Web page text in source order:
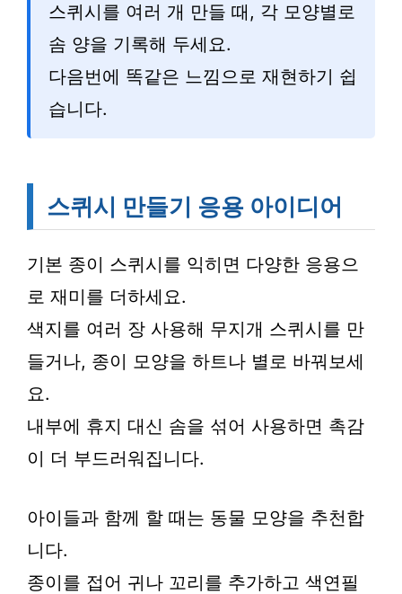
스퀴시를 여러 개 만들 때, 각 모양별로
솜 양을 기록해 두세요.
다음번에 똑같은 느낌으로 재현하기 쉽
습니다.
스퀴시 만들기 응용 아이디어
기본 종이 스퀴시를 익히면 다양한 응용으
로 재미를 더하세요.
색지를 여러 장 사용해 무지개 스퀴시를 만
들거나, 종이 모양을 하트나 별로 바꿔보세
요.
내부에 휴지 대신 솜을 섞어 사용하면 촉감
이 더 부드러워집니다.
아이들과 함께 할 때는 동물 모양을 추천합
니다.
종이를 접어 귀나 꼬리를 추가하고 색연필